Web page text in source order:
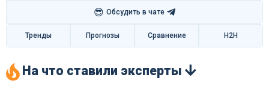
😎 Обсудить в чате
Тренды Прогнозы Сравнение H2H
На что ставили эксперты